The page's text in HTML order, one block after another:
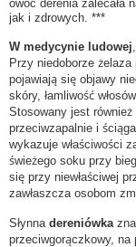
owoc derenia zalecała
jak i zdrowych. ***
W medycynie ludowej
Przy niedoborze żelaza
pojawiają się objawy
skóry, łamliwość
Stosowany jest również
przeciwzapalnie i
wykazuje właściwości
świeżego soku przy
się przy niewłaściwej
zawłaszcza osobom
Słynna dereniówka
przeciwgorączkowy, na